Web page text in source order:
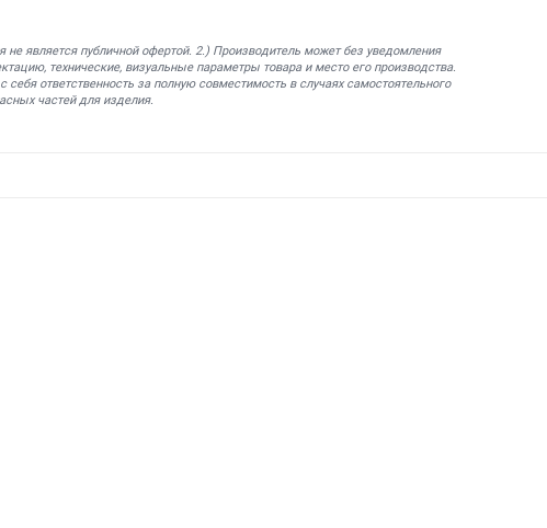
не является публичной офертой. 2.) Производитель может без уведомления
технические, визуальные параметры товара и место его производства.
себя ответственность за полную совместимость в случаях самостоятельного
частей для изделия.